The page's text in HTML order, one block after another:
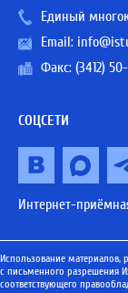
Единый
Email:
Факс: (3412)
СОЦСЕТИ
Интернет-
Использование материалов,
с письменного разрешения
соответствующего